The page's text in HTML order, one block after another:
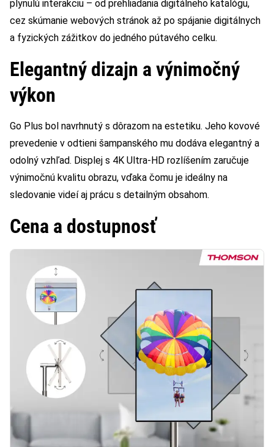
plynulú interakciu – od prehliadania digitálneho katalógu,
cez skúmanie webových stránok až po spájanie digitálnych
a fyzických zážitkov do jedného pútavého celku.
Elegantný dizajn a výnimočný
výkon
Go Plus bol navrhnutý s dôrazom na estetiku. Jeho kovové
prevedenie v odtieni šampanského mu dodáva elegantný a
odolný vzhľad. Displej s 4K Ultra-HD rozlíšením zaručuje
výnimočnú kvalitu obrazu, vďaka čomu je ideálny na
sledovanie videí aj prácu s detailným obsahom.
Cena a dostupnosť